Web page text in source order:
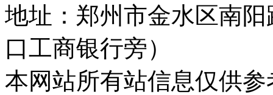
地址：郑州市金水区南
口工商银行旁）
本网站所有站信息仅供